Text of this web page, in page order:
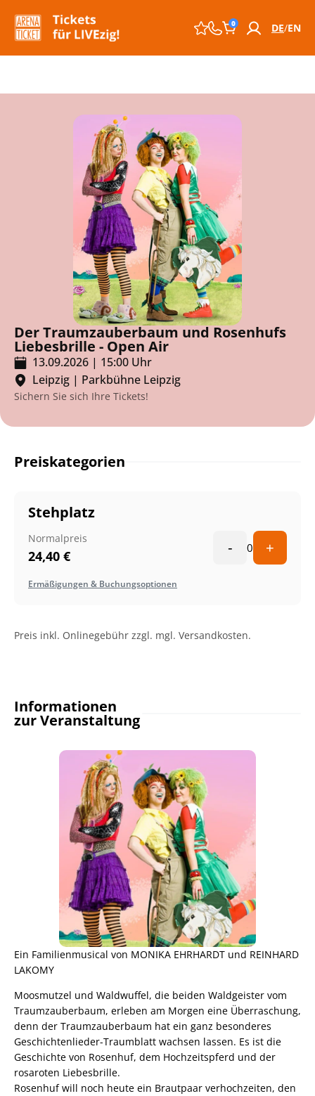
0 DE EN
Der Traumzauberbaum und Rosenhufs
Liebesbrille - Open Air
13.09.2026 | 15:00 Uhr
Leipzig | Parkbühne Leipzig
Sichern Sie sich Ihre Tickets!
Preiskategorien
Stehplatz
Normalpreis
24,40 € - 0 +
Ermäßigungen & Buchungsoptionen
Preis inkl. Onlinegebühr zzgl. mgl. Versandkosten.
Informationen
zur Veranstaltung
Ein Familienmusical von MONIKA EHRHARDT und REINHARD
LAKOMY
Moosmutzel und Waldwuffel, die beiden Waldgeister vom
Traumzauberbaum, erleben am Morgen eine Überraschung,
denn der Traumzauberbaum hat ein ganz besonderes
Geschichtenlieder-Traumblatt wachsen lassen. Es ist die
Geschichte von Rosenhuf, dem Hochzeitspferd und der
rosaroten Liebesbrille.
Rosenhuf will noch heute ein Brautpaar verhochzeiten, den